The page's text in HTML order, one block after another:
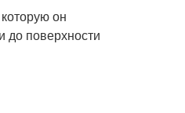
он
до поверхности